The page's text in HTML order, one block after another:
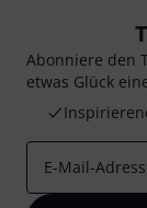
Abonniere den
etwas Glück
E-Mail-